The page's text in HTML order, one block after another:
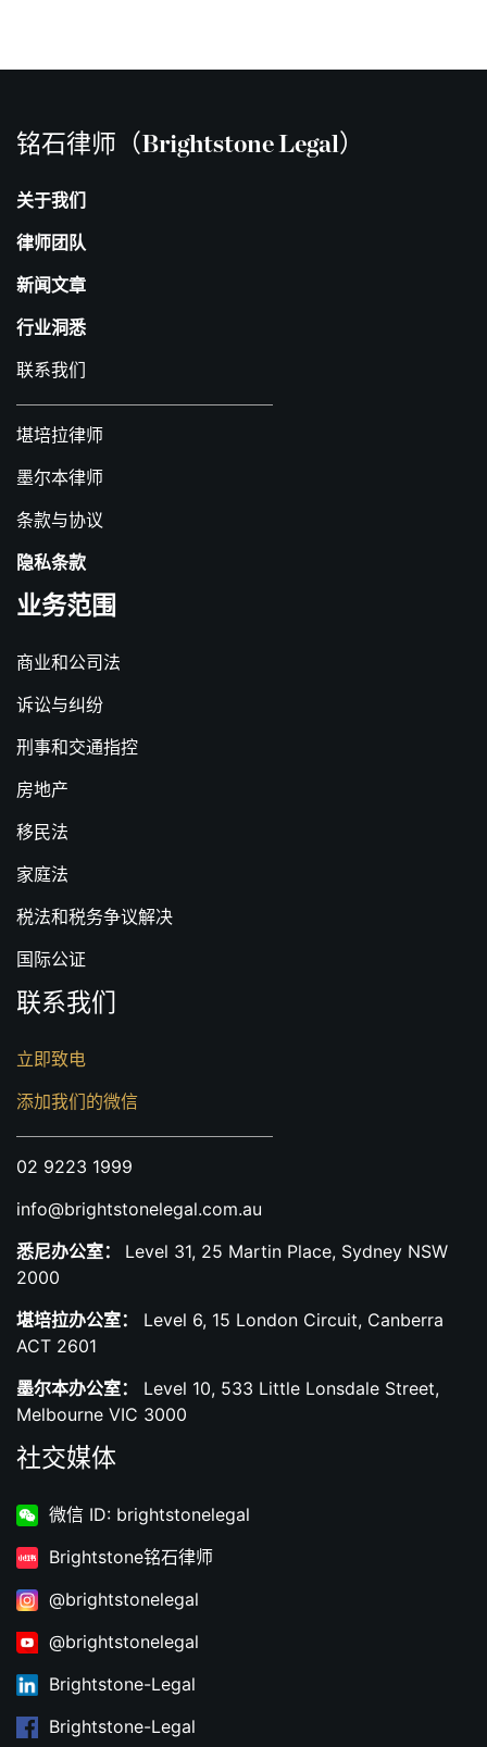
铭石律师（Brightstone Legal）
关于我们
律师团队
新闻文章
行业洞悉
联系我们
堪培拉律师
墨尔本律师
条款与协议
隐私条款
业务范围
商业和公司法
诉讼与纠纷
刑事和交通指控
房地产
移民法
家庭法
税法和税务争议解决
国际公证
联系我们
立即致电
添加我们的微信
02 9223 1999
info@brightstonelegal.com.au
悉尼办公室： Level 31, 25 Martin Place, Sydney NSW
2000
堪培拉办公室：
Level 6, 15 London Circuit, Canberra
ACT 2601
墨尔本办公室：
Level 10, 533 Little Lonsdale Street,
Melbourne VIC 3000
社交媒体
微信 ID: brightstonelegal
Brightstone铭石律师
@brightstonelegal
@brightstonelegal
Brightstone-Legal
Brightstone-Legal